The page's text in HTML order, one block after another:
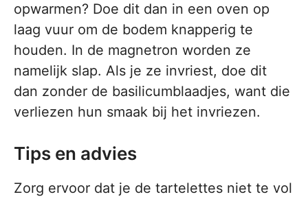
opwarmen? Doe dit dan in een oven op
laag vuur om de bodem knapperig te
houden. In de magnetron worden ze
namelijk slap. Als je ze invriest, doe dit
dan zonder de basilicumblaadjes, want die
verliezen hun smaak bij het invriezen.
Tips en advies
Zorg ervoor dat je de tartelettes niet te vol